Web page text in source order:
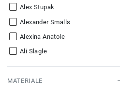
Alex Stupak
Alexander Smalls
Alexina Anatole
Ali Slagle
Alissa Timoshkina
Allan Gage
MATERIALE